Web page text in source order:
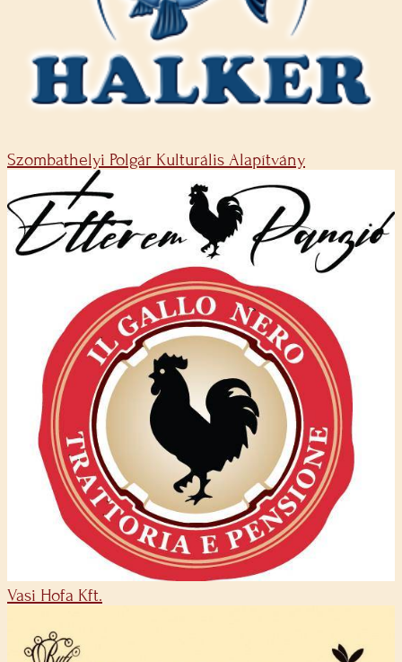
Szombathelyi Polgár Kulturális Alapítvány
Vasi Hofa Kft.